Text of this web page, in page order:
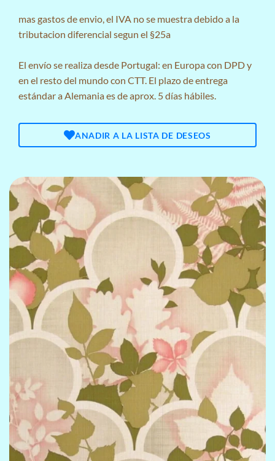
masgastos de envio, el IVA no se muestra debido a la
tributacion diferencial segun el §25a
El envío se realiza desde Portugal: en Europa con DPD y
en el resto del mundo con CTT. El plazo de entrega
estándar a Alemania es de aprox. 5 días hábiles.
ANADIR A LA LISTA DE DESEOS